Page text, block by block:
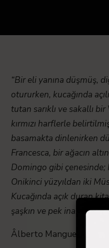
“Bir eli yanına düşmüş,
otururken, kucağında
tutan sarıklı ve sakallı
kırmızı harflerle
basamakta dinlenirken
Francesca, bir ağacın
Domingo gibi çenesinde;
Onikinci yüzyıldan iki
Kucağında açık duran
şaşkın ve pek
Âlberto Manguel –